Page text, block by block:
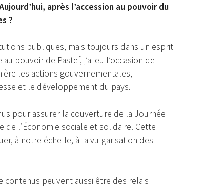
après l’accession au pouvoir du
?
publiques, mais toujours dans un esprit
pouvoir de Pastef, j’ai eu l’occasion de
les actions gouvernementales,
et le développement du pays.
pour assurer la couverture de la Journée
de l’Économie sociale et solidaire. Cette
à notre échelle, à la vulgarisation des
peuvent aussi être des relais